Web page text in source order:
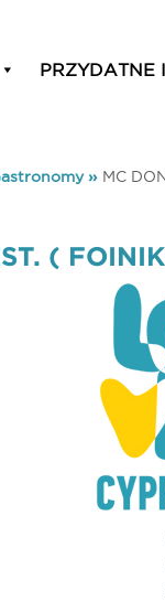
PRZYDATNE
» MC
(